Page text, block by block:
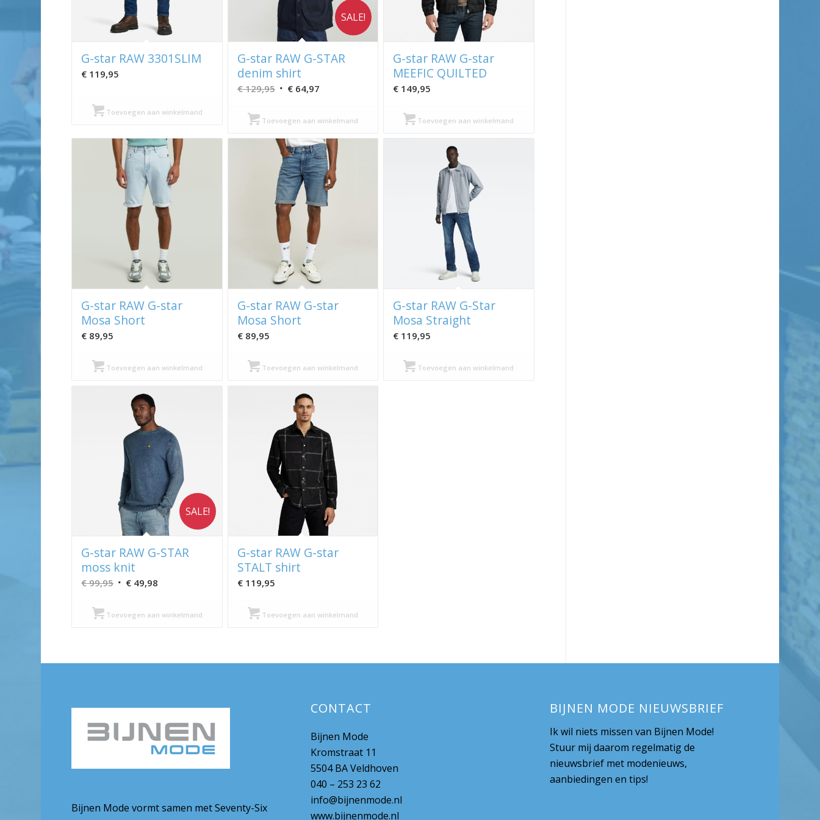
G-star RAW 3301SLIM
€ 119,95
Toevoegen aan winkelmand
SALE!
G-star RAW G-STAR
denim shirt
€129,95 Oorspronkelijke
€64,97Huidige
is:
Toevoegen aan winkelmand
G-star RAW G-star
MEEFIC QUILTED
€149,95
Toevoegen aan winkelmand
G-star RAW G-star
Mosa Short
€ 89,95
Toevoegen aan winkelmand
G-star RAW G-star
Mosa Short
€89,95
Toevoegen aan winkelmand
G-star RAW G-Star
Mosa Straight
€119,95
Toevoegen aan winkelmand
SALE!
G-star RAW G-STAR
moss knit
€99,95 Oorspronkelijke
was:
€ 49,98
is:
Toevoegen aan winkelmand
G-star RAW G-star
STALT shirt
€119,95
Toevoegen aan winkelmand
Bijnen Mode vormt samen met Seventy-Six
CONTACT
Bijnen Mode
Kromstraat 11
5504 BA Veldhoven
040 – 253 23 62
info@bijnenmode.nl
www.bijnenmode.nl
BIJNEN MODE NIEUWSBRIEF
Ik wil niets missen van Bijnen Mode!
Stuur mij daarom regelmatig de
nieuwsbrief met modenieuws,
aanbiedingen en tips!